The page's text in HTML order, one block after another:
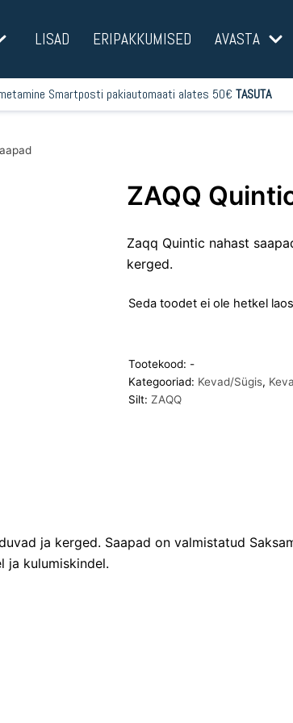
LISAD ERIPAKKUMISED AVASTA
Smartposti pakiautomaati alates 50€ TASUTA
ZAQQ
Zaqq Quintic nahast
kerged.
Seda toodet ei ole hetkel
Tootekood: -
Kategooriad: Kevad/Sügis,
Silt:ZAQQ
ja kerged. Saapad on valmistatud
ja kulumiskindel.